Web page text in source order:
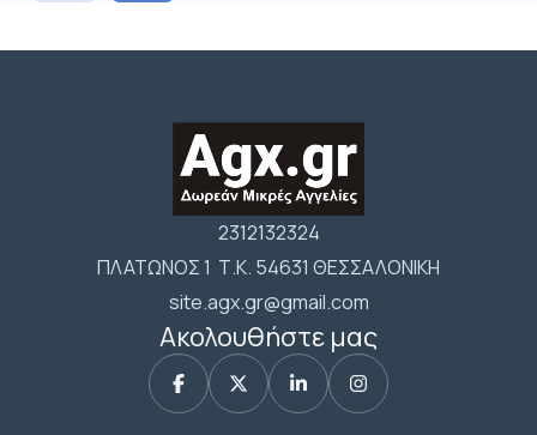
2312132324
ΠΛΑΤΩΝΟΣ 1 Τ.Κ. 54631 ΘΕΣΣΑΛΟΝΙΚΗ
site.agx.gr@gmail.com
Ακολουθήστε μας